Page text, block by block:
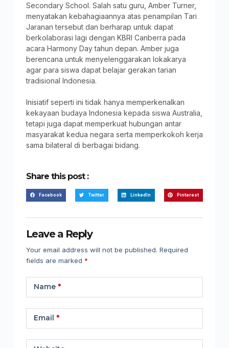
Secondary School. Salah satu guru, Amber Turner,
menyatakan kebahagiaannya atas penampilan Tari
Jaranan tersebut dan berharap untuk dapat
berkolaborasi lagi dengan KBRI Canberra pada
acara Harmony Day tahun depan. Amber juga
berencana untuk menyelenggarakan lokakarya
agar para siswa dapat belajar gerakan tarian
tradisional Indonesia.
Inisiatif seperti ini tidak hanya memperkenalkan
kekayaan budaya Indonesia kepada siswa Australia,
tetapi juga dapat memperkuat hubungan antar
masyarakat kedua negara serta memperkokoh kerja
sama bilateral di berbagai bidang.
Share this post :
Facebook Twitter LinkedIn Pinterest
Leave a Reply
Your email address will not be published. Required
fields are marked *
Name*
Email *